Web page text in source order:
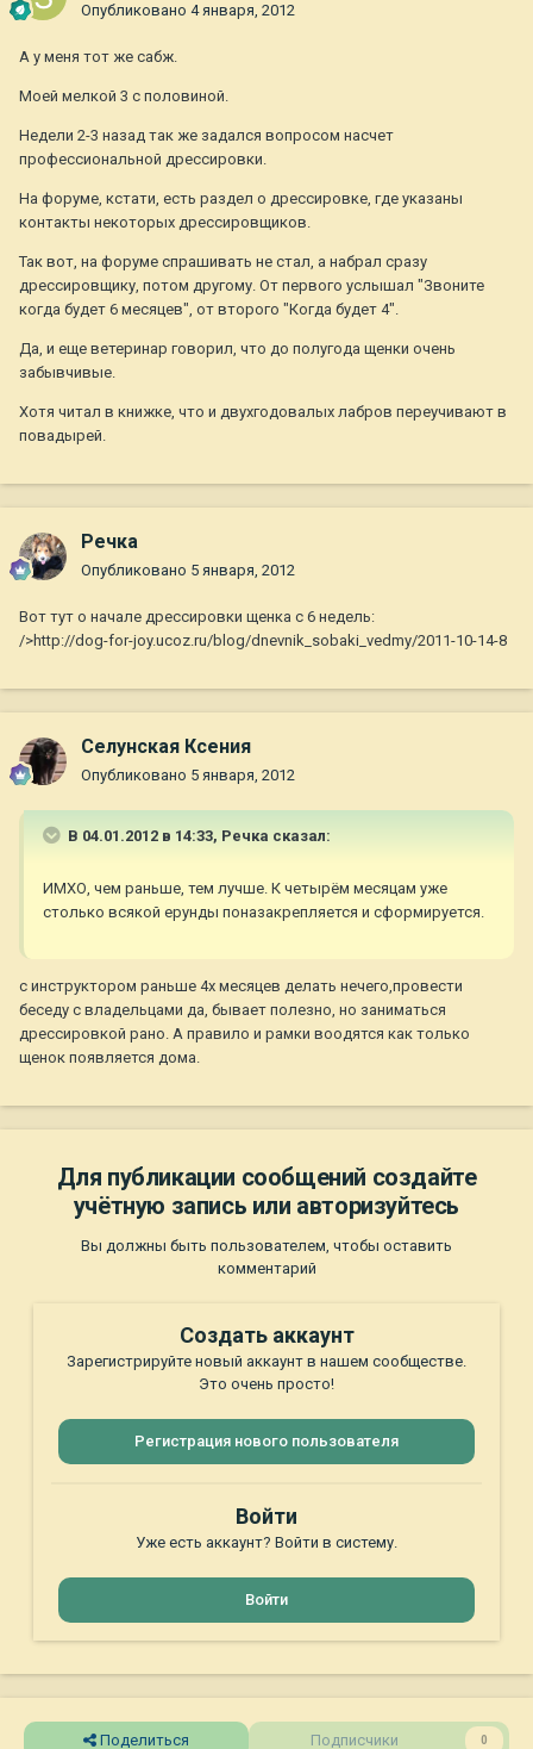
Опубликовано 4 января, 2012
А у меня тот же сабж.
Моей мелкой 3 с половиной.
Недели 2-3 назад так же задался вопросом насчет
профессиональной дрессировки.
На форуме, кстати, есть раздел о дрессировке, где указаны
контакты некоторых дрессировщиков.
Так вот, на форуме спрашивать не стал, а набрал сразу
дрессировщику, потом другому. От первого услышал "Звоните
когда будет 6 месяцев", от второго "Когда будет 4".
Да, и еще ветеринар говорил, что до полугода щенки очень
забывчивые.
Хотя читал в книжке, что и двухгодовалых лабров переучивают в
повадырей.
Речка
Опубликовано 5 января, 2012
Вот тут о начале дрессировки щенка с 6 недель:
/>http://dog-for-joy.ucoz.ru/blog/dnevnik_sobaki_vedmy/2011-10-14-8
Селунская Ксения
Опубликовано 5 января, 2012
В 04.01.2012 в 14:33, Речка сказал:
ИМХО, чем раньше, тем лучше. К четырём месяцам уже
столько всякой ерунды поназакрепляется и сформируется.
с инструктором раньше 4х месяцев делать нечего,провести
беседу с владельцами да, бывает полезно, но заниматься
дрессировкой рано. А правило и рамки воодятся как только
щенок появляется дома.
Для публикации сообщений создайте
учётную запись или авторизуйтесь
Вы должны быть пользователем, чтобы оставить
комментарий
Создать аккаунт
Зарегистрируйте новый аккаунт в нашем сообществе.
Это очень просто!
Регистрация нового пользователя
Войти
Уже есть аккаунт? Войти в систему.
Войти
Поделиться Подписчики 0